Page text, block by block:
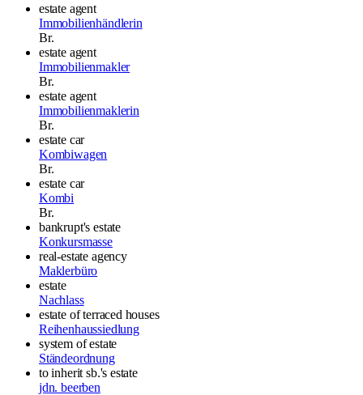
estate agent
Immobilienhändlerin
Br.
estate agent
Immobilienmakler
Br.
estate agent
Immobilienmaklerin
Br.
estate car
Kombiwagen
Br.
estate car
Kombi
Br.
bankrupt's estate
Konkursmasse
real-estate agency
Maklerbüro
estate
Nachlass
estate of terraced houses
Reihenhaussiedlung
system of estate
Ständeordnung
to inherit sb.'s estate
jdn. beerben